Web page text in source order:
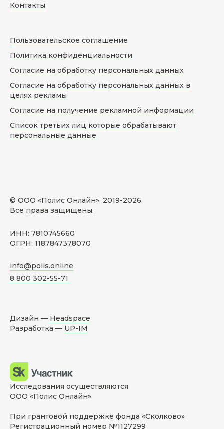
© ООО «Полис Онлайн», 2019-2026.
Все права защищены.
ИНН: 7810745660
ОГРН: 1187847378070
info@polis.online
8 800 302-55-71
Контакты
Пользовательское соглашение
Политика конфиденциальности
Согласие на обработку персональных данных
Согласие на обработку персональных данных в
целях рекламы
Согласие на получение рекламной информации
Список третьих лиц которые обрабатывают
персональные данные
Дизайн — Headspace
Разработка — UP-IM
Исследования осуществляются
ООО «Полис Онлайн»
При грантовой поддержке фонда «Сколково»
Регистрационный номер №1127299